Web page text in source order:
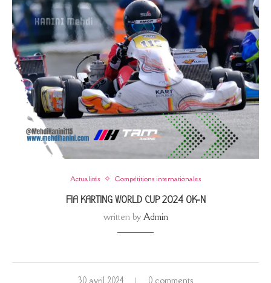
Actualités Compétitions internationales
FIA KARTING WORLD CUP 2024 OK-N
written by Admin
30 avril 2024 0 comments